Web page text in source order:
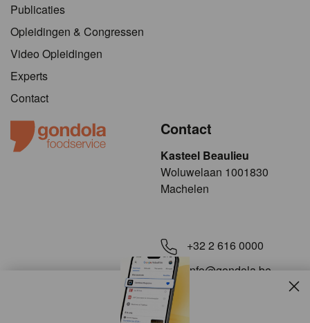
Publicaties
Opleidingen & Congressen
Video Opleidingen
Experts
Contact
Contact
Kasteel Beaulieu
​​​Woluwelaan 1001830
Machelen
+32 2 616 0000
info@gondola.be
Volg ons op